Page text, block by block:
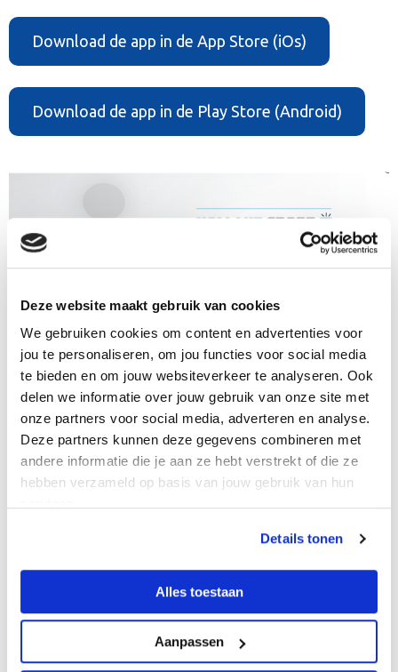
Deze website maakt gebruik van cookies
We gebruiken cookies om content en advertenties voor
jou te personaliseren, om jou functies voor social media
te bieden en om jouw websiteverkeer te analyseren. Ook
delen we informatie over jouw gebruik van onze site met
onze partners voor social media, adverteren en analyse.
Deze partners kunnen deze gegevens combineren met
andere informatie die je aan ze hebt verstrekt of die ze
hebben verzameld op basis van jouw gebruik van hun
Details tonen
Alles toestaan
Aanpassen
Download de app in de App Store (iOs)
Download de app in de Play Store (Android)